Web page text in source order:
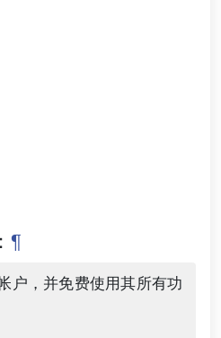
¶
户，并免费使用其所有功